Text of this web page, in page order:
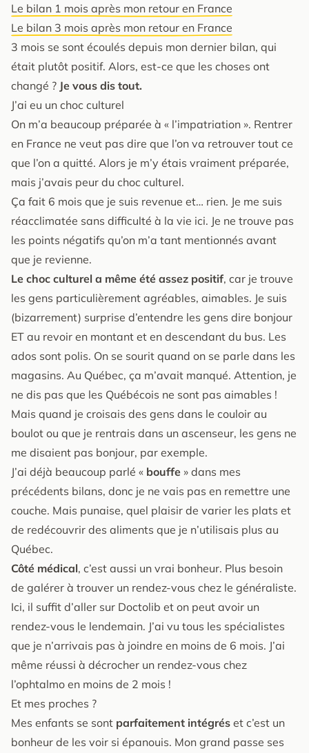
Le bilan 1 mois après mon retour en France
Le bilan 3 mois après mon retour en France
3 mois se sont écoulés depuis mon dernier bilan, qui
était plutôt positif. Alors, est-ce que les choses ont
changé ? Je vous dis tout.
J’ai eu un choc culturel
On m’a beaucoup préparée à « l’impatriation ». Rentrer
en France ne veut pas dire que l’on va retrouver tout ce
que l’on a quitté. Alors je m’y étais vraiment préparée,
mais j’avais peur du choc culturel.
Ça fait 6 mois que je suis revenue et… rien. Je me suis
réacclimatée sans difficulté à la vie ici. Je ne trouve pas
les points négatifs qu’on m’a tant mentionnés avant
que je revienne.
Le choc culturel a même été assez positif, car je trouve
les gens particulièrement agréables, aimables. Je suis
(bizarrement) surprise d’entendre les gens dire bonjour
ET au revoir en montant et en descendant du bus. Les
ados sont polis. On se sourit quand on se parle dans les
magasins. Au Québec, ça m’avait manqué. Attention, je
ne dis pas que les Québécois ne sont pas aimables !
Mais quand je croisais des gens dans le couloir au
boulot ou que je rentrais dans un ascenseur, les gens ne
me disaient pas bonjour, par exemple.
J’ai déjà beaucoup parlé « bouffe » dans mes
précédents bilans, donc je ne vais pas en remettre une
couche. Mais punaise, quel plaisir de varier les plats et
de redécouvrir des aliments que je n’utilisais plus au
Québec.
Côté médical, c’est aussi un vrai bonheur. Plus besoin
de galérer à trouver un rendez-vous chez le généraliste.
Ici, il suffit d’aller sur Doctolib et on peut avoir un
rendez-vous le lendemain. J’ai vu tous les spécialistes
que je n’arrivais pas à joindre en moins de 6 mois. J’ai
même réussi à décrocher un rendez-vous chez
l’ophtalmo en moins de 2 mois !
Et mes proches ?
Mes enfants se sont parfaitement intégrés et c’est un
bonheur de les voir si épanouis. Mon grand passe ses